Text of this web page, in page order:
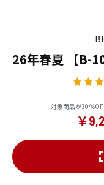
26年春夏 【B-
対象商品が30％
￥